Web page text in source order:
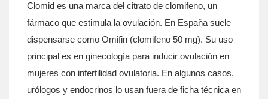
Clomid es una marca del citrato de clomifeno, un
fármaco que estimula la ovulación. En España suele
dispensarse como Omifin (clomifeno 50 mg). Su uso
principal es en ginecología para inducir ovulación en
mujeres con infertilidad ovulatoria. En algunos casos,
urólogos y endocrinos lo usan fuera de ficha técnica en